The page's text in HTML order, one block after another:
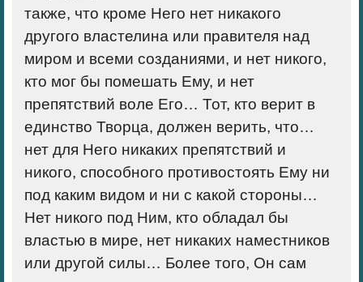
также, что кроме Него нет никакого
другого властелина или правителя над
миром и всеми созданиями, и нет никого,
кто мог бы помешать Ему, и нет
препятствий воле Его… Тот, кто верит в
единство Творца, должен верить, что…
нет для Него никаких препятствий и
никого, способного противостоять Ему ни
под каким видом и ни с какой стороны…
Нет никого под Ним, кто обладал бы
властью в мире, нет никаких наместников
или другой силы… Более того, Он сам